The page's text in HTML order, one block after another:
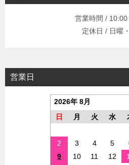
営業時間 /
定休日 / 日曜
営業日
2026年 8月
日
月 火 水
2
3 4 5
9
10 11 12